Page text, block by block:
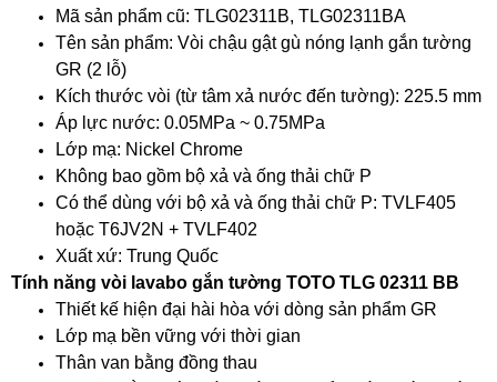
Mã sản phẩm cũ: TLG02311B, TLG02311BA
Tên sản phẩm: Vòi chậu gật gù nóng lạnh gắn tường
GR (2 lỗ)
Kích thước vòi (từ tâm xả nước đến tường): 225.5 mm
Áp lực nước: 0.05MPa ~ 0.75MPa
Lớp mạ: Nickel Chrome
Không bao gồm bộ xả và ống thải chữ P
Có thể dùng với bộ xả và ống thải chữ P: TVLF405
hoặc T6JV2N + TVLF402
Xuất xứ: Trung Quốc
Tính năng vòi lavabo gắn tường TOTO TLG 02311 BB
Thiết kế hiện đại hài hòa với dòng sản phẩm GR
Lớp mạ bền vững với thời gian
Thân van bằng đồng thau